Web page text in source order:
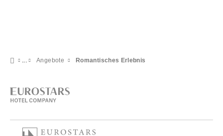
Angebote Romantisches Erlebnis